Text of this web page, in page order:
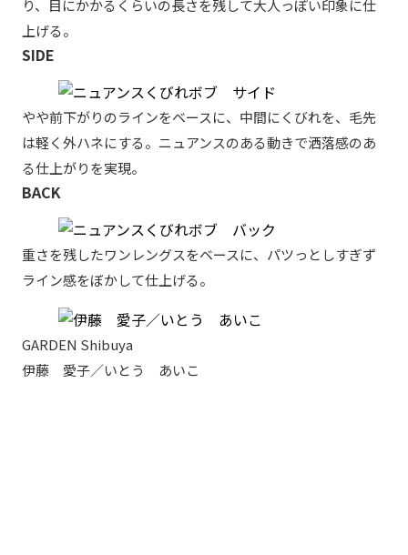
り、目にかかるくらいの長さを残して大人っぽい印象に仕
上げる。
SIDE
やや前下がりのラインをベースに、中間にくびれを、毛先
は軽く外ハネにする。ニュアンスのある動きで洒落感のあ
る仕上がりを実現。
BACK
重さを残したワンレングスをベースに、パツっとしすぎず
ライン感をぼかして仕上げる。
GARDEN Shibuya
伊藤 愛子／いとう あいこ